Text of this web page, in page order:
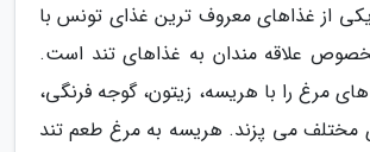
از غذاهای معروف ترین غذای تونس با
علاقه مندان به غذاهای تند است.
مرغ را با هریسه، زیتون، گوجه فرنگی،
مختلف می پزند. هریسه به مرغ طعم تند